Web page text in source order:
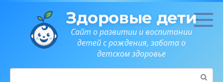
Здоровые дети
Сайт о развитии и воспитании
детей с рождения, забота о
детском здоровье
Поиск: